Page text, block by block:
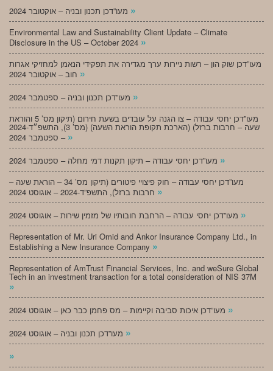
»
Environmental Law and Sustainability Client Update – Climate
Disclosure in the US – October 2024 »
מעו”דכן שוק הון – רשות ניירות ערך מגדירה את תפקידי הנאמן למחזיקי אגרות
»
»
מעו”דכן יחסי עבודה – צו הגנה על עובדים בשעת חירום (תיקון מס’ 5 והוראת
שעה – חרבות ברזל) (הארכת תקופת הוראת השעה) (מס’ 3), התשפ״ד-2024
– ספטמבר 2024 »
»
מעו”דכן יחסי עבודה – חוק פיצויי פיטורים (תיקון מס’ 34 – הוראת שעה –
»
»
Representation of Mr. Uri Omid and Ankor Insurance Company Ltd., in
Establishing a New Insurance Company »
Representation of AmTrust Financial Services, Inc. and weSure Global
Tech in an investment transaction for a total consideration of NIS 37M
»
»
»
»